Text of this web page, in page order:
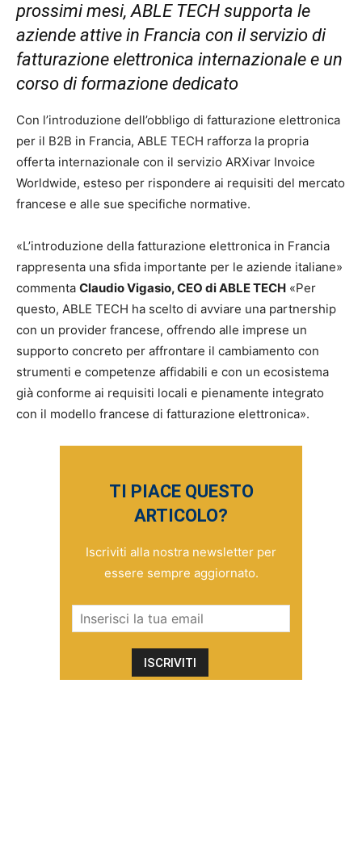
prossimi mesi, ABLE TECH supporta le
aziende attive in Francia con il servizio di
fatturazione elettronica internazionale e un
corso di formazione dedicato
Con l’introduzione dell’obbligo di fatturazione elettronica
per il B2B in Francia, ABLE TECH rafforza la propria
offerta internazionale con il servizio ARXivar Invoice
Worldwide, esteso per rispondere ai requisiti del mercato
francese e alle sue specifiche normative.
«L’introduzione della fatturazione elettronica in Francia
rappresenta una sfida importante per le aziende italiane»
commenta Claudio Vigasio, CEO di ABLE TECH «Per
questo, ABLE TECH ha scelto di avviare una partnership
con un provider francese, offrendo alle imprese un
supporto concreto per affrontare il cambiamento con
strumenti e competenze affidabili e con un ecosistema
già conforme ai requisiti locali e pienamente integrato
con il modello francese di fatturazione elettronica».
TI PIACE QUESTO
ARTICOLO?
Iscriviti alla nostra newsletter per
essere sempre aggiornato.